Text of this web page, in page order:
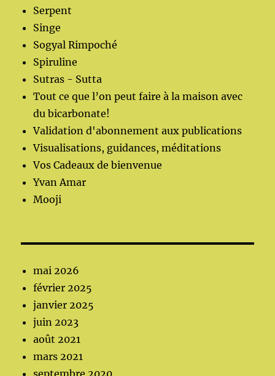
Serpent
Singe
Sogyal Rimpoché
Spiruline
Sutras - Sutta
Tout ce que l’on peut faire à la maison avec
du bicarbonate!
Validation d'abonnement aux publications
Visualisations, guidances, méditations
Vos Cadeaux de bienvenue
Yvan Amar
Mooji
mai 2026
février 2025
janvier 2025
juin 2023
août 2021
mars 2021
septembre 2020